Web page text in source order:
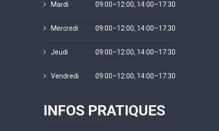
Mardi 09:00–12:00, 14:00–17:30
Mercredi 09:00–12:00, 14:00–17:30
Jeudi 09:00–12:00, 14:00–17:30
Vendredi 09:00–12:00, 14:00–17:30
INFOS PRATIQUES